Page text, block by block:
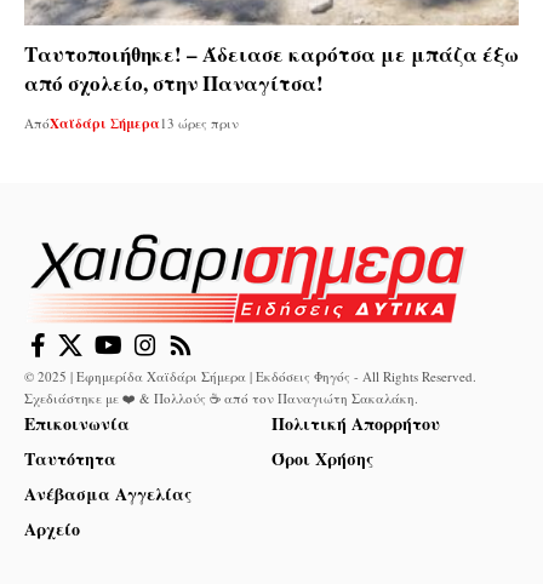
Ταυτοποιήθηκε! – Άδειασε καρότσα με μπάζα έξω
από σχολείο, στην Παναγίτσα!
ΑπόΧαϊδάρι Σήμερα13 ώρες πριν
© 2025 | Εφημερίδα Χαϊδάρι Σήμερα | Εκδόσεις Φηγός - All Rights Reserved.
Σχεδιάστηκε με ❤️ & Πολλούς ☕ από τον Παναγιώτη Σακαλάκη
Επικοινωνία
Ταυτότητα
Ανέβασμα Αγγελίας
Αρχείο
Πολιτική Απορρήτου
Όροι Χρήσης